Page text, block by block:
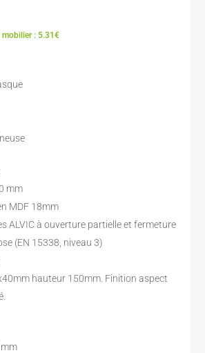
: 5.31€
mm
MDF 18mm
ALVIC à ouverture partielle et fermeture
(EN 15338, niveau 3)
hauteur 150mm. Finition aspect
mm